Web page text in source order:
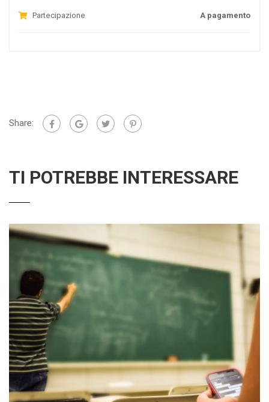
Partecipazione A pagamento
Share:
TI POTREBBE INTERESSARE